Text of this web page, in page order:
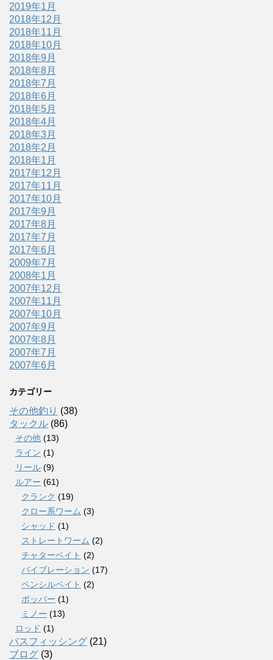
2019年1月
2018年12月
2018年11月
2018年10月
2018年9月
2018年8月
2018年7月
2018年6月
2018年5月
2018年4月
2018年3月
2018年2月
2018年1月
2017年12月
2017年11月
2017年10月
2017年9月
2017年8月
2017年7月
2017年6月
2009年7月
2008年1月
2007年12月
2007年11月
2007年10月
2007年9月
2007年8月
2007年7月
2007年6月
カテゴリー
その他釣り (38)
タックル (86)
その他 (13)
ライン (1)
リール (9)
ルアー (61)
クランク (19)
クロー系ワーム (3)
シャッド (1)
ストレートワーム (2)
チャターベイト (2)
バイブレーション (17)
ペンシルベイト (2)
ポッパー (1)
ミノー (13)
ロッド (1)
バスフィッシング (21)
ブログ (3)